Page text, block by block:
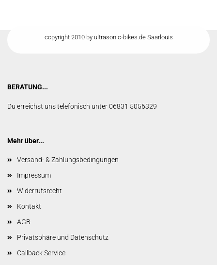
copyright 2010 by ultrasonic-bikes.de Saarlouis
BERATUNG...
Du erreichst uns telefonisch unter 06831 5056329
Mehr über...
Versand- & Zahlungsbedingungen
Impressum
Widerrufsrecht
Kontakt
AGB
Privatsphäre und Datenschutz
Callback Service